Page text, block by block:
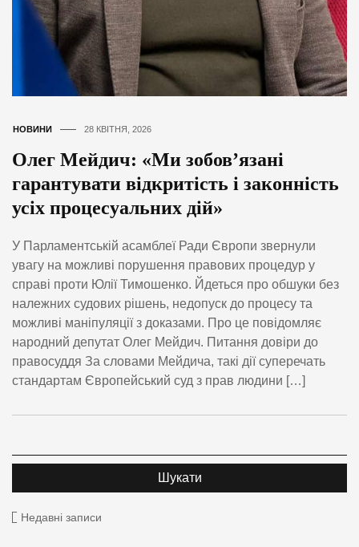
НОВИНИ 28 КВІТНЯ, 2026
Олег Мейдич: «Ми зобов’язані
гарантувати відкритість і законність
усіх процесуальних дій»
У Парламентській асамблеї Ради Європи звернули
увагу на можливі порушення правових процедур у
справі проти Юлії Тимошенко. Йдеться про обшуки без
належних судових рішень, недопуск до процесу та
можливі маніпуляції з доказами. Про це повідомляє
народний депутат Олег Мейдич. Питання довіри до
правосуддя За словами Мейдича, такі дії суперечать
стандартам Європейський суд з прав людини […]
Недавні записи